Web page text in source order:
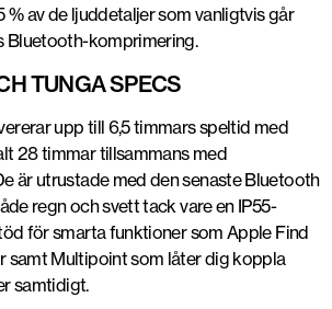
% av de ljuddetaljer som vanligtvis går
Bluetooth-komprimering.
TUNGA SPECS
upp till 6,5 timmars speltid med
28 timmar tillsammans med
är utrustade med den senaste Bluetooth
regn och svett tack vare en IP55-
för smarta funktioner som Apple Find
samt Multipoint som låter dig koppla
samtidigt.